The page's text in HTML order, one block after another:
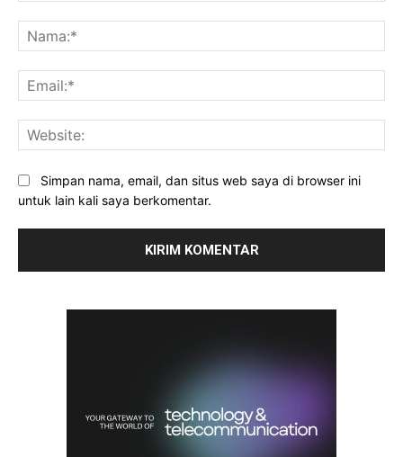
Simpan nama, email, dan situs web saya di browser ini
untuk lain kali saya berkomentar.